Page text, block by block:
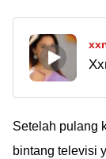
Setelah pulang
bintang televisi